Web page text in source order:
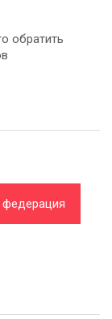
обратить
федерация